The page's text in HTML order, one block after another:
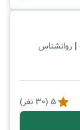
| روانشناس
5
(
30 نفر)